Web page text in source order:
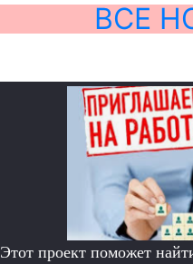
ВСЕ
Этот проект поможет